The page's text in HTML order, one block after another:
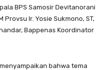
BPS Samosir Devitanorani
Ir. Yosie Sukmono, ST,
Bappenas Koordinator
bahwa tema